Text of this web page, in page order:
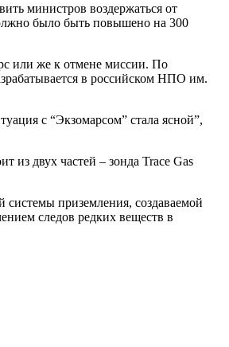
министров воздержаться от
было быть повышено на 300
или же к отмене миссии. По
в российском НПО им.
с “Экзомарсом” стала ясной”,
из двух частей – зонда Trace Gas
приземления, создаваемой
следов редких веществ в